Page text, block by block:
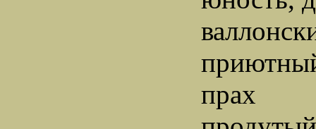
прах